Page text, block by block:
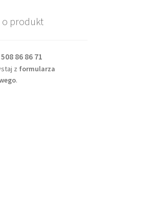
o produkt
508 86 86 71
z formularza
.